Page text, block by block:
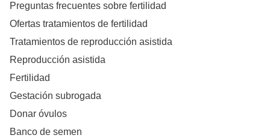
Preguntas frecuentes sobre fertilidad
Ofertas tratamientos de fertilidad
Tratamientos de reproducción asistida
Reproducción asistida
Fertilidad
Gestación subrogada
Donar óvulos
Banco de semen